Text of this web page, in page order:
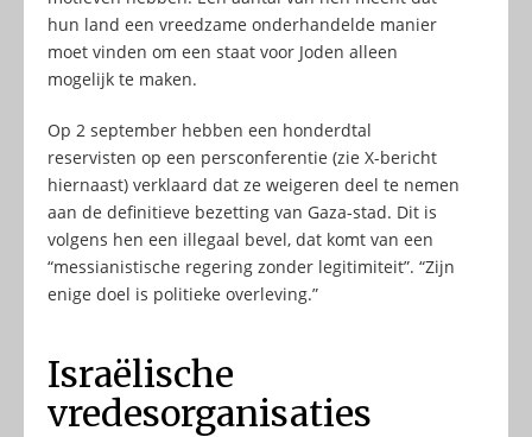
hun land een vreedzame onderhandelde manier
moet vinden om een staat voor Joden alleen
mogelijk te maken.
Op 2 september hebben een honderdtal
reservisten op een persconferentie (zie X-bericht
hiernaast) verklaard dat ze weigeren deel te nemen
aan de definitieve bezetting van Gaza-stad. Dit is
volgens hen een illegaal bevel, dat komt van een
“messianistische regering zonder legitimiteit”. “Zijn
enige doel is politieke overleving.”
Israëlische
vredesorganisaties